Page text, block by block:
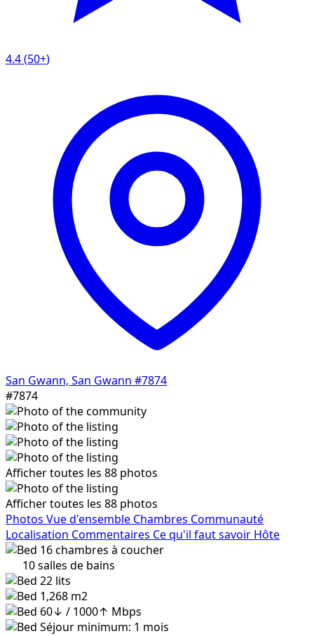
4.4(50+)
San Gwann, San Gwann #7874
#7874
Afficher toutes les 88 photos
Afficher toutes les 88 photos
Photos Vue d'ensemble Chambres Communauté
Localisation Commentaires Ce qu'il faut savoir Hôte
16chambres à coucher
10salles de bains
22 lits
1,268 m2
60↓ / 1000↑ Mbps
Séjour minimum: 1 mois